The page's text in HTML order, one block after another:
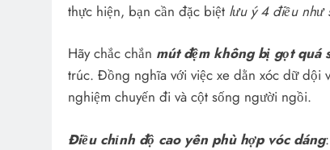
thực hiện, bạn cần đặc biệt lưu ý 4 điều như
Hãy chắc chắn mút đệm không bị gọt quá
trúc. Đồng nghĩa với việc xe dằn xóc dữ dội
nghiệm chuyến đi và cột sống người ngồi.
Điều chỉnh độ cao yên phù hợp vóc dáng